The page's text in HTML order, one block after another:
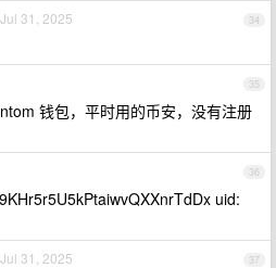
34
Jul 31, 2025
35
钱包，平时用的币安，没有注册
36
uid:
37
Jul 31, 2025